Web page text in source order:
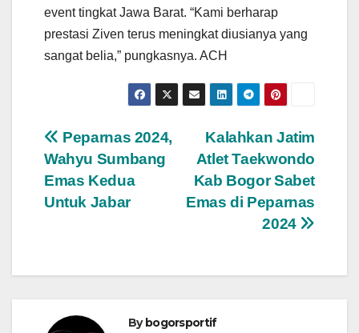
event tingkat Jawa Barat. “Kami berharap
prestasi Ziven terus meningkat diusianya yang
sangat belia,” pungkasnya. ACH
Navigasi
pos
Kalahkan Jatim
Atlet Taekwondo
Kab Bogor Sabet
Emas di Peparnas
2024
Peparnas 2024,
Wahyu Sumbang
Emas Kedua
Untuk Jabar
Bybogorsportif